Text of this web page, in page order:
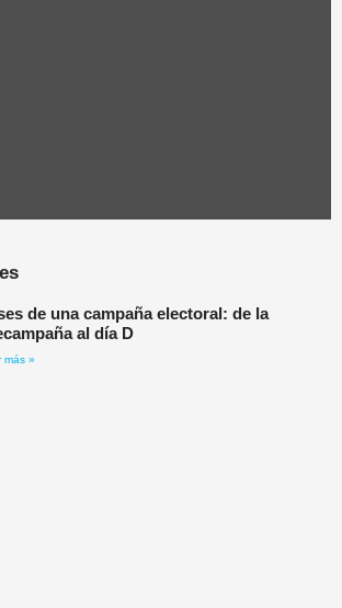
de una campaña electoral: de la
al día D
más »